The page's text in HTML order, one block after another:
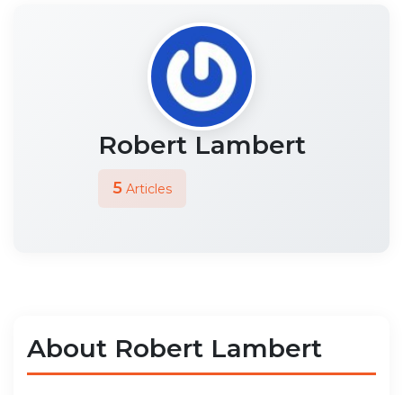
Robert Lambert
5Articles
About Robert Lambert